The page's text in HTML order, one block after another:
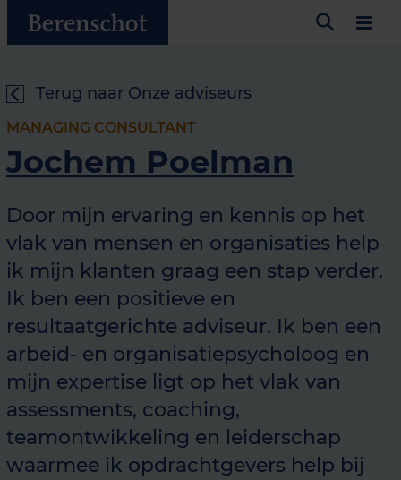
Terug naar Onze adviseurs
MANAGING CONSULTANT
Jochem Poelman
Door mijn ervaring en kennis op het
vlak van mensen en organisaties help
ik mijn klanten graag een stap verder.
Ik ben een positieve en
resultaatgerichte adviseur. Ik ben een
arbeid- en organisatiepsycholoog en
mijn expertise ligt op het vlak van
assessments, coaching,
teamontwikkeling en leiderschap
waarmee ik opdrachtgevers help bij